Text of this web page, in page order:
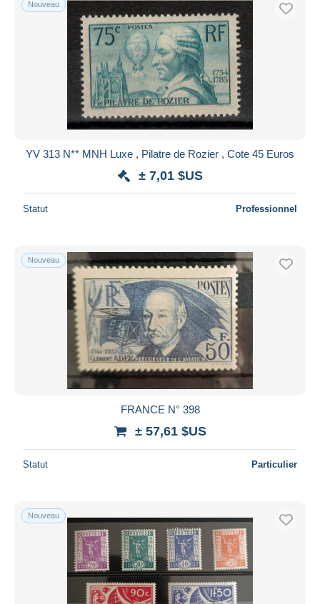
Uniquement en réduction
Livraison gratuite
Méthodes de paiement
PayPal
Virement bancaire
Visa
Mastercard
Bancontact
Tout désélectionner
Monde entier
Appliquer
Nouveau
YV 313 N** MNH Luxe , Pilatre de Rozier , Cote 45 Euros
± 7,01 $US
Statut Professionnel
Nouveau
FRANCE N° 398
± 57,61 $US
Statut Particulier
Nouveau